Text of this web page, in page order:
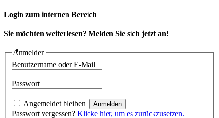
Login zum internen Bereich
Sie möchten weiterlesen? Melden Sie sich jetzt an!
Anmelden
Benutzername oder E-Mail
Passwort
Angemeldet bleiben
Passwort vergessen? Klicke hier, um es zurückzusetzen.